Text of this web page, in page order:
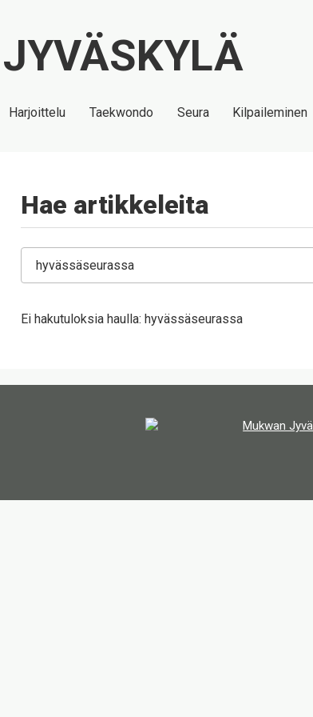
Harjoittelu Taekwondo Seura Kilpaileminen
Hae artikkeleita
Ei hakutuloksia haulla: hyvässäseurassa